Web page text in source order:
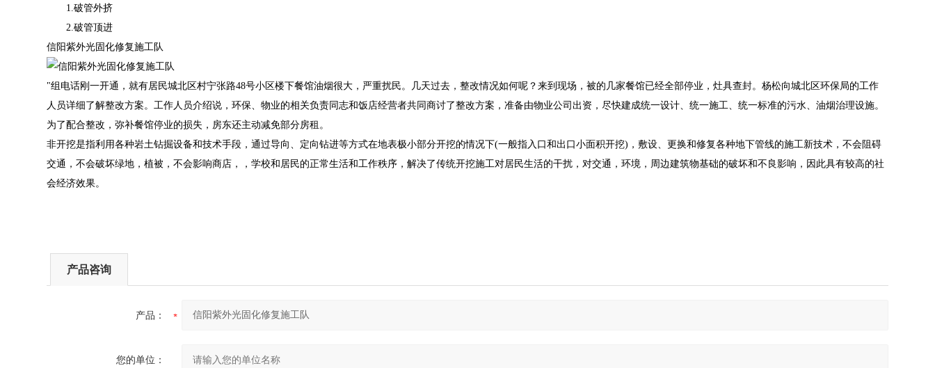
1.破管外挤
2.破管顶进
信阳紫外光固化修复施工队
"组电话刚一开通，就有居民城北区村宁张路48号小区楼下餐馆油烟很大，严重扰民。几天过去，整改情况如何呢？来到现场，被的几家餐馆已经全部停业，灶具查封。杨松向城北区环保局的工作
人员详细了解整改方案。工作人员介绍说，环保、物业的相关负责同志和饭店经营者共同商讨了整改方案，准备由物业公司出资，尽快建成统一设计、统一施工、统一标准的污水、油烟治理设施。
为了配合整改，弥补餐馆停业的损失，房东还主动减免部分房租。
非开挖是指利用各种岩土钻掘设备和技术手段，通过导向、定向钻进等方式在地表极小部分开挖的情况下(一般指入口和出口小面积开挖)，敷设、更换和修复各种地下管线的施工新技术，不会阻碍
交通，不会破坏绿地，植被，不会影响商店，，学校和居民的正常生活和工作秩序，解决了传统开挖施工对居民生活的干扰，对交通，环境，周边建筑物基础的破坏和不良影响，因此具有较高的社
会经济效果。
产品咨询
产品：
您的单位：